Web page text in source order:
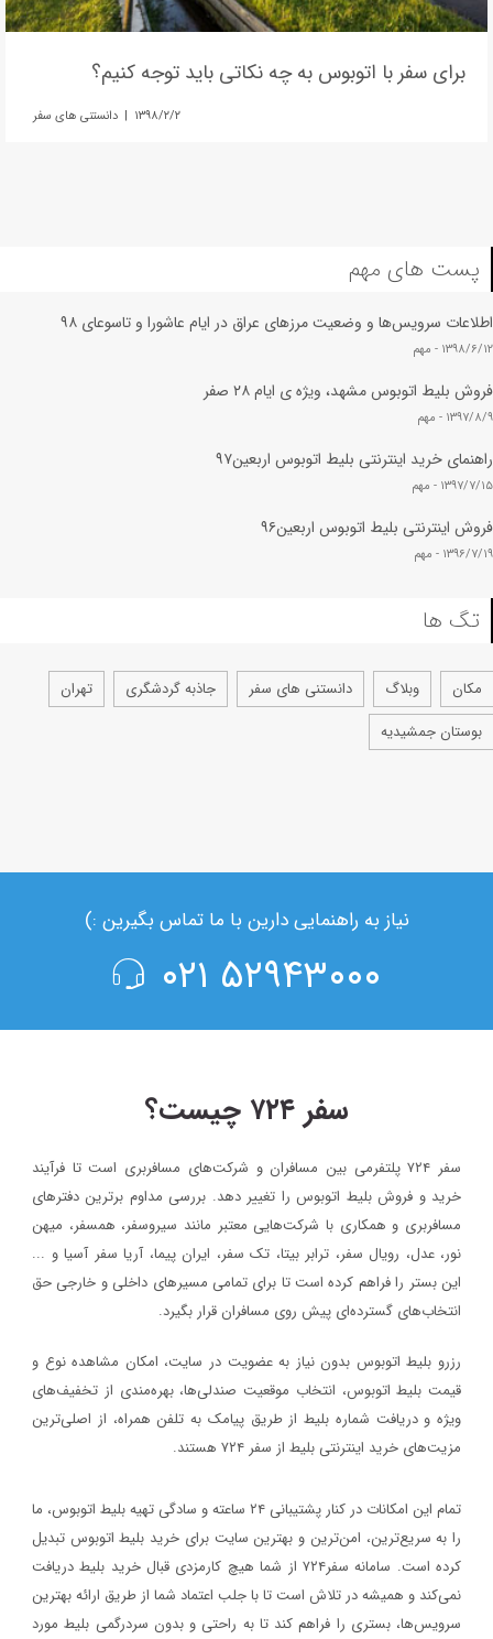
برای سفر با اتوبوس به چه نکاتی باید توجه کنیم؟
۱۳۹۸/۲/۲ | دانستنی های سفر
پست های مهم
اطلاعات سرویس‌ها و وضعیت مرزهای عراق در ایام عاشورا و تاسوعای ۹۸
۱۳۹۸/۶/۱۲ - مهم
فروش بلیط اتوبوس مشهد، ویژه ی ایام ۲۸ صفر
۱۳۹۷/۸/۹ - مهم
راهنمای خرید اینترنتی بلیط اتوبوس اربعین۹۷
۱۳۹۷/۷/۱۵ - مهم
فروش اینترنتی بلیط اتوبوس اربعین۹۶
۱۳۹۶/۷/۱۹ - مهم
تگ ها
مکان وبلاگ دانستنی های سفر جاذبه گردشگری
تهران
بوستان جمشیدیه
نیاز به راهنمایی دارین با ما تماس بگیرین :)
۵۲۹۴۳۰۰۰ ۰۲۱
سفر ۷۲۴ چیست؟
سفر ۷۲۴ پلتفرمی بین مسافران و شرکت‌های مسافربری است تا فرآیند
خرید و فروش بلیط اتوبوس را تغییر دهد. بررسی مداوم برترین دفترهای
مسافربری و همکاری با شرکت‌هایی معتبر مانند سیروسفر، همسفر، میهن‌
نور، عدل، رویال سفر، ترابر بیتا، تک سفر، ایران پیما، آریا سفر آسیا و ...
این بستر را فراهم کرده است تا برای تمامی مسیرهای داخلی و خارجی حق
انتخاب‌های گسترده‌ای پیش روی مسافران قرار بگیرد.
رزرو بلیط اتوبوس بدون نیاز به عضویت در سایت، امکان مشاهده نوع و
قیمت بلیط اتوبوس، انتخاب موقعیت صندلی‌ها، بهره‌مندی از تخفیف‌های
ویژه و دریافت شماره‌ بلیط از طریق پیامک به تلفن همراه، از اصلی‌ترین
مزیت‌های خرید اینترنتی بلیط از سفر ۷۲۴ هستند.
تمام این امکانات در کنار پشتیبانی‌ ۲۴ ساعته و سادگی تهیه بلیط اتوبوس، ما
را به سریع‌ترین، امن‌ترین و بهترین سایت برای خرید بلیط اتوبوس تبدیل
کرده است. سامانه سفر۷۲۴ از شما هیچ کارمزدی قبال خرید بلیط دریافت
نمی‌کند و همیشه در تلاش است تا با جلب اعتماد شما از طریق ارائه بهترین
سرویس‌ها، بستری را فراهم کند تا به راحتی و بدون سردرگمی بلیط مورد